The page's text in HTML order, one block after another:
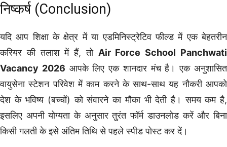
निष्कर्ष (Conclusion)
यदि आप शिक्षा के क्षेत्र में या एडमिनिस्ट्रेटिव फील्ड में एक बेहतरीन
करियर की तलाश में हैं, तो Air Force School Panchwati
Vacancy 2026 आपके लिए एक शानदार मंच है। एक अनुशासित
वायुसेना स्टेशन परिवेश में काम करने के साथ-साथ यह नौकरी आपको
देश के भविष्य (बच्चों) को संवारने का मौका भी देती है। समय कम है,
इसलिए अपनी योग्यता के अनुसार तुरंत फॉर्म डाउनलोड करें और बिना
किसी गलती के इसे अंतिम तिथि से पहले स्पीड पोस्ट कर दें।